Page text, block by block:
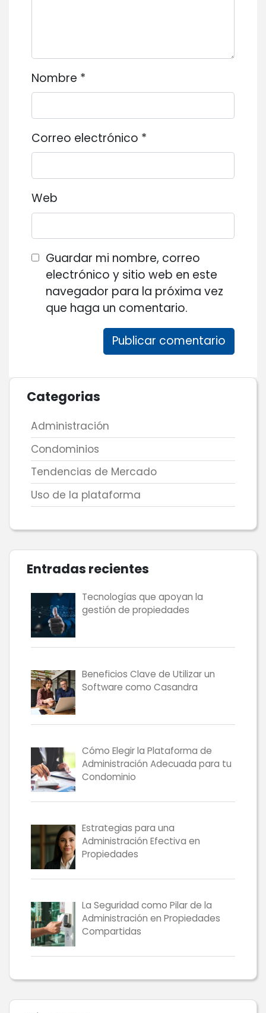
Nombre *
Correo electrónico *
Web
Guardar mi nombre, correo
electrónico y sitio web en este
navegador para la próxima vez
que haga un comentario.
Categorias
Administración
Condominios
Tendencias de Mercado
Uso de la plataforma
Entradas recientes
Tecnologías que apoyan la
gestión de propiedades
Beneficios Clave de Utilizar un
Software como Casandra
Cómo Elegir la Plataforma de
Administración Adecuada para tu
Condominio
Estrategias para una
Administración Efectiva en
Propiedades
La Seguridad como Pilar de la
Administración en Propiedades
Compartidas